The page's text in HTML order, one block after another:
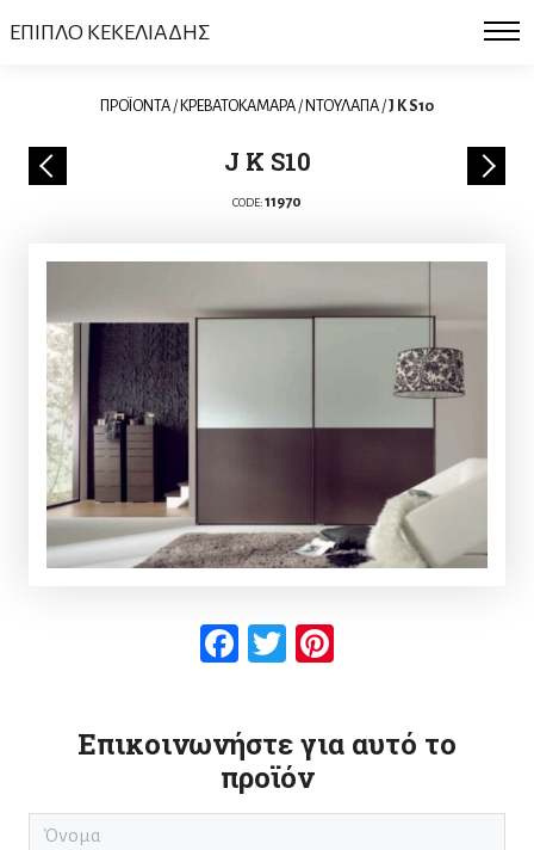
ΕΠΙΠΛΟ ΚΕΚΕΛΙΑΔΗΣ
ΠΡΟΪΟΝΤΑ / ΚΡΕΒΑΤΟΚΑΜΑΡΑ / ΝΤΟΥΛΑΠΑ /J K S10
J K S10
CODE:11970
Facebook
Twitter
Επικοινωνήστε για αυτό το
προϊόν